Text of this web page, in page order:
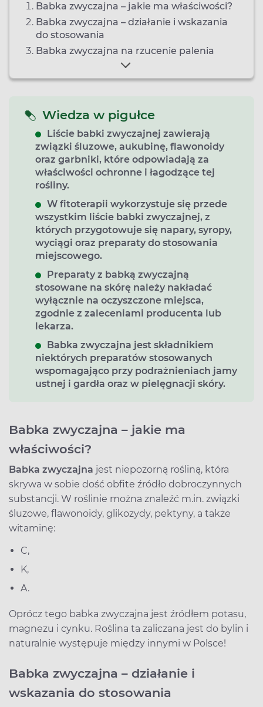
Babka zwyczajna – jakie ma właściwości?
Babka zwyczajna – działanie i wskazania
do stosowania
Babka zwyczajna na rzucenie palenia
Wiedza w pigułce
Liście babki zwyczajnej zawierają
związki śluzowe, aukubinę, flawonoidy
oraz garbniki, które odpowiadają za
właściwości ochronne i łagodzące tej
rośliny.
W fitoterapii wykorzystuje się przede
wszystkim liście babki zwyczajnej, z
których przygotowuje się napary, syropy,
wyciągi oraz preparaty do stosowania
miejscowego.
Preparaty z babką zwyczajną
stosowane na skórę należy nakładać
wyłącznie na oczyszczone miejsca,
zgodnie z zaleceniami producenta lub
lekarza.
Babka zwyczajna jest składnikiem
niektórych preparatów stosowanych
wspomagająco przy podrażnieniach jamy
ustnej i gardła oraz w pielęgnacji skóry.
Babka zwyczajna – jakie ma
właściwości?
Babka zwyczajna jest niepozorną rośliną, która
skrywa w sobie dość obfite źródło dobroczynnych
substancji. W roślinie można znaleźć m.in. związki
śluzowe, flawonoidy, glikozydy, pektyny, a także
witaminę:
C,
K,
A.
Oprócz tego babka zwyczajna jest źródłem potasu,
magnezu i cynku. Roślina ta zaliczana jest do bylin i
naturalnie występuje między innymi w Polsce!
Babka zwyczajna – działanie i
wskazania do stosowania